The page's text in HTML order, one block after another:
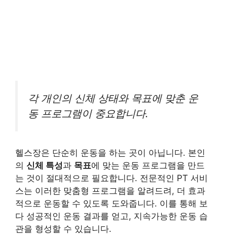
각 개인의 신체 상태와 목표에 맞춘 운
동 프로그램이 중요합니다.
헬스장은 단순히 운동을 하는 곳이 아닙니다. 본인
의 신체 특성과 목표에 맞는 운동 프로그램을 만드
는 것이 절대적으로 필요합니다. 전문적인 PT 서비
스는 이러한 맞춤형 프로그램을 알려드려, 더 효과
적으로 운동할 수 있도록 도와줍니다. 이를 통해 보
다 성공적인 운동 결과를 얻고, 지속가능한 운동 습
관을 형성할 수 있습니다.